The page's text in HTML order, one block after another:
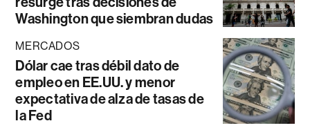
Washington que siembran dudas
MERCADOS
Dólar cae tras débil dato de
empleo en EE.UU. y menor
expectativa de alza de tasas de
la Fed